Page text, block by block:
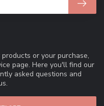
or your purchase,
page. Here you'll find our
asked questions and